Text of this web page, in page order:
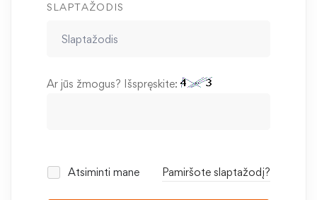
SLAPTAŽODIS
Ar jūs žmogus? Išspręskite:
Atsiminti mane Pamiršote slaptažodį?